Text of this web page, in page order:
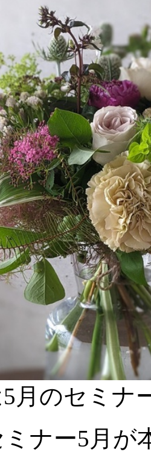
のセミナ
ナー5月が